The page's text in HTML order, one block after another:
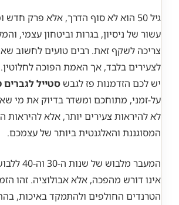
גיל 50 הוא לא סוף הדרך, אלא פרק
עשור של ניסיון, בגרות וביטחון עצמי,
צריכה לשקף זאת. רבים טועים לחשוב
לצעירים בלבד, אך האמת הפוכה לחלוטין.
יש לכם הזדמנות פז לגבש סטייל לגברים
על-זמני, מתוחכם ומשדר בדיוק את מי
לא להיראות צעירים יותר, אלא להיראות
המסוגננת והאלגנטית ביותר של עצמכם.
המעבר
אינו דורש מהפכה, אלא אבולוציה. זהו
הטרנדים החולפים ולהתמקד באיכות,